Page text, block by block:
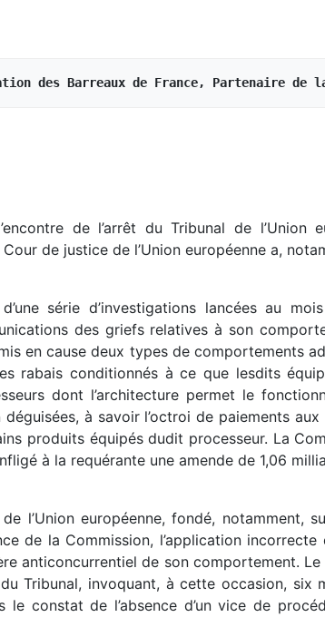
des Barreaux de France, Partenaire de
de l’arrêt du Tribunal de
de justice de l’Union européenne a,
série d’investigations lancées au
des griefs relatives à son
en cause deux types de comportements
rabais conditionnés à ce que lesdits
dont l’architecture permet le
à savoir l’octroi de paiements
produits équipés dudit processeur. La
à la requérante une amende de 1,06
l’Union européenne, fondé, notamment,
de la Commission, l’application
anticoncurrentiel de son comportement.
Tribunal, invoquant, à cette occasion, six
constat de l’absence d’un vice de